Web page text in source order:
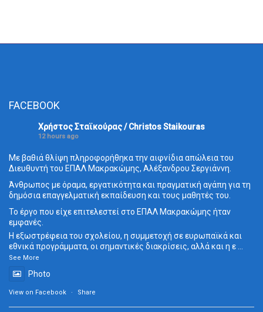
FACEBOOK
Χρήστος Σταϊκούρας / Christos Staikouras
12 hours ago
Με βαθιά θλίψη πληροφορήθηκα την αιφνίδια απώλεια του
Διευθυντή του ΕΠΑΛ Μακρακώμης, Αλέξανδρου Σεργιάννη.
Άνθρωπος με όραμα, εργατικότητα και πραγματική αγάπη για τη
δημόσια επαγγελματική εκπαίδευση και τους μαθητές του.
Το έργο που είχε επιτελεστεί στο ΕΠΑΛ Μακρακώμης ήταν
εμφανές.
Η εξωστρέφεια του σχολείου, η συμμετοχή σε ευρωπαϊκά και
εθνικά προγράμματα, οι σημαντικές διακρίσεις, αλλά και η ε
See More
Photo
View on Facebook · Share